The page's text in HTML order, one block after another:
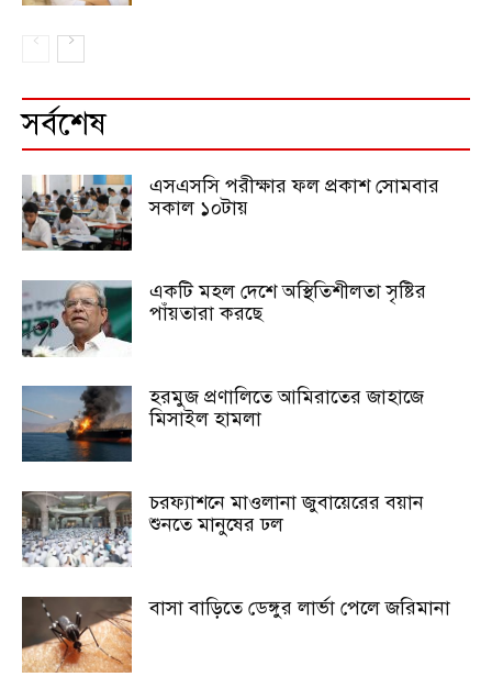
সর্বশেষ
এসএসসি পরীক্ষার ফল প্রকাশ সোমবার
সকাল ১০টায়
একটি মহল দেশে অস্থিতিশীলতা সৃষ্টির
পাঁয়তারা করছে
হরমুজ প্রণালিতে আমিরাতের জাহাজে
মিসাইল হামলা
চরফ্যাশনে মাওলানা জুবায়েরের বয়ান
শুনতে মানুষের ঢল
বাসা বাড়িতে ডেঙ্গুর লার্ভা পেলে জরিমানা